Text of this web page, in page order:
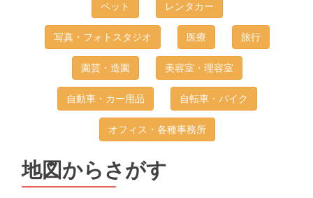
ペット レンタカー
写真・フォトスタジオ 医療 旅行
園芸・造園 美容室・理容室
自動車・カー用品 自転車・バイク
オフィス・各種事務所
地図からさがす